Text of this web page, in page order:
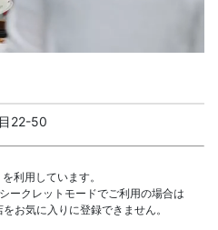
22-50
を利用しています。
ークレットモードでご利用の場合は
お気に入りに登録できません。